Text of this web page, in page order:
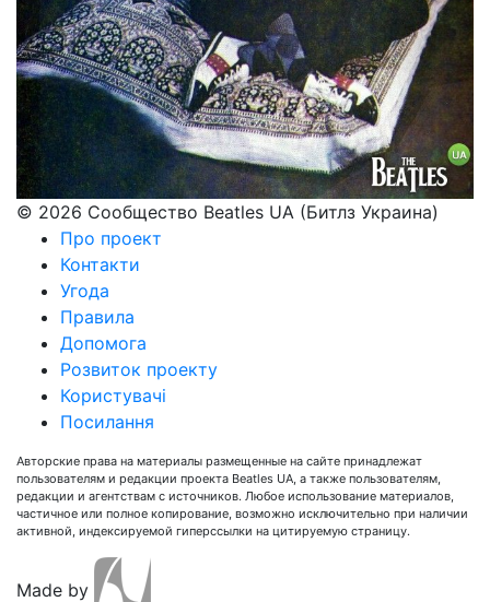
© 2026 Сообщество Beatles UA (Битлз Украина)
Про проект
Контакти
Угода
Правила
Допомога
Розвиток проекту
Користувачі
Посилання
Авторские права на материалы размещенные на сайте принадлежат
пользователям и редакции проекта Beatles UA, а также пользователям,
редакции и агентствам с источников. Любое использование материалов,
частичное или полное копирование, возможно исключительно при наличии
активной, индексируемой гиперссылки на цитируемую страницу.
Made by